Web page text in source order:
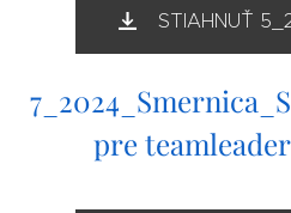
STIAHNUŤ
pre